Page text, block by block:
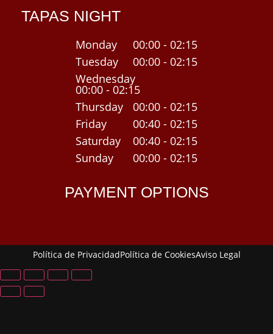
TAPAS NIGHT
Monday
00:00 - 02:15
Tuesday
00:00 - 02:15
Wednesday
00:00 - 02:15
Thursday
00:00 - 02:15
Friday
00:40 - 02:15
Saturday
00:40 - 02:15
Sunday
00:00 - 02:15
PAYMENT OPTIONS
Política de PrivacidadPolítica de CookiesAviso Legal